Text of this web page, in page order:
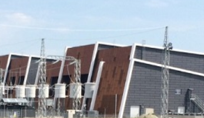
i Europa, där vi redan har en mindre
om i världen som har samma utmaningar
i USA och Australien täcker
två intressanta marknader. Så världen